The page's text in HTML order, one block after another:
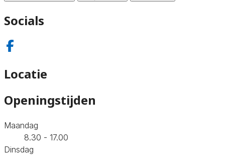
Socials
Locatie
Openingstijden
Maandag
8.30 - 17.00
Dinsdag